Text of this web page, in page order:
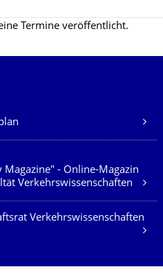
Termine veröffentlicht.
Dienste
Magazine" - Online-Magazin
Verkehrswissenschaften
Verkehrswissenschaften